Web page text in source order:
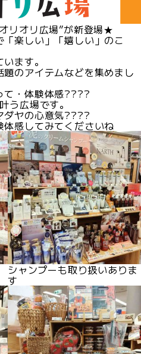
リオリ広場”が新登場★
「楽しい」「嬉しい」のこ
ます。
のアイテムなどを集めまし
て・体験体感????
う広場です。
ダヤの心意気????
感してみてくださいね
シャンプーも取り扱いありま
す